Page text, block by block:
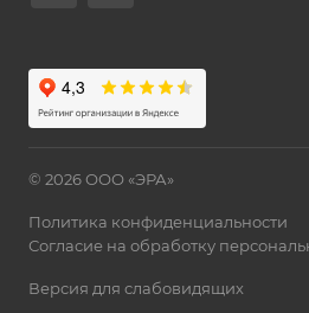
© 2026 ООО «ЭРА»
Политика конфиденциальности
Согласие на обработку
Версия для слабовидящих